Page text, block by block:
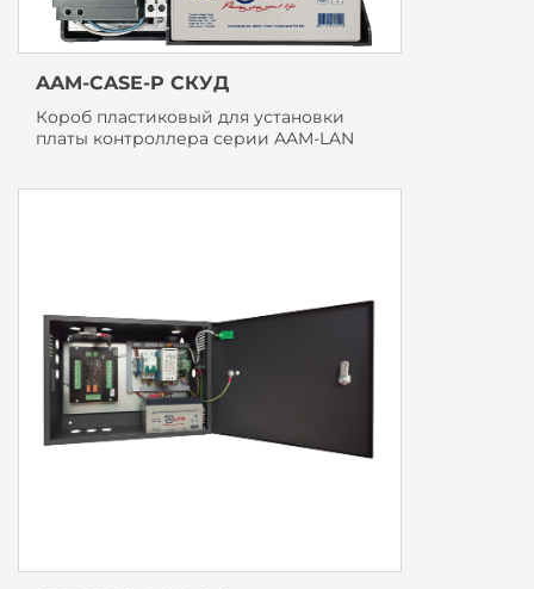
AAM-CASE-P СКУД
Короб пластиковый для установки
платы контроллера серии AAM-LAN